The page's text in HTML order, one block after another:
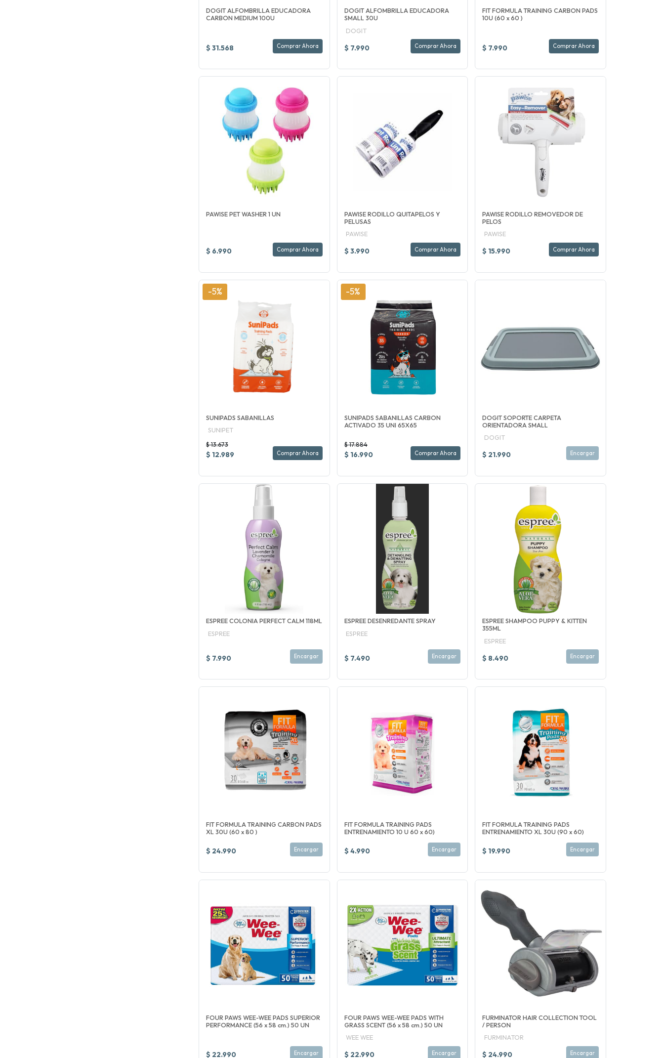
DOGIT ALFOMBRILLA EDUCADORA
CARBON MEDIUM 100U
$ 31.568 Comprar Ahora
DOGIT ALFOMBRILLA EDUCADORA
SMALL 30U
DOGIT
$ 7.990 Comprar Ahora
FIT FORMULA TRAINING CARBON PADS
10U (60 x 60 )
$ 7.990 Comprar Ahora
PAWISE PET WASHER 1 UN
$ 6.990 Comprar Ahora
PAWISE RODILLO QUITAPELOS Y
PELUSAS
PAWISE
$ 3.990 Comprar Ahora
PAWISE RODILLO REMOVEDOR DE
PELOS
PAWISE
$ 15.990 Comprar Ahora
-5%
SUNIPADS SABANILLAS
SUNIPET
$ 13.673
$ 12.989 Comprar Ahora
-5%
SUNIPADS SABANILLAS CARBON
ACTIVADO 35 UNI 65X65
$ 17.884
$ 16.990 Comprar Ahora
DOGIT SOPORTE CARPETA
ORIENTADORA SMALL
DOGIT
$ 21.990 Encargar
ESPREE COLONIA PERFECT CALM 118ML
ESPREE
$ 7.990 Encargar
ESPREE DESENREDANTE SPRAY
ESPREE
$ 7.490 Encargar
ESPREE SHAMPOO PUPPY & KITTEN
355ML
ESPREE
$ 8.490 Encargar
FIT FORMULA TRAINING CARBON PADS
XL 30U (60 x 80 )
$ 24.990 Encargar
FIT FORMULA TRAINING PADS
ENTRENAMIENTO 10 U 60 x 60)
$ 4.990 Encargar
FIT FORMULA TRAINING PADS
ENTRENAMIENTO XL 30U (90 x 60)
$ 19.990 Encargar
FOUR PAWS WEE-WEE PADS SUPERIOR
PERFORMANCE (56 x 58 cm.) 50 UN
$ 22.990 Encargar
FOUR PAWS WEE-WEE PADS WITH
GRASS SCENT (56 x 58 cm.) 50 UN
WEE WEE
$ 22.990 Encargar
FURMINATOR HAIR COLLECTION TOOL
/ PERSON
FURMINATOR
$ 24.990 Encargar